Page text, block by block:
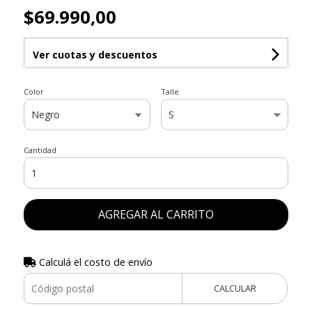
$69.990,00
Ver cuotas y descuentos
Color Talle
Cantidad
AGREGAR AL CARRITO
Calculá el costo de envío
CALCULAR